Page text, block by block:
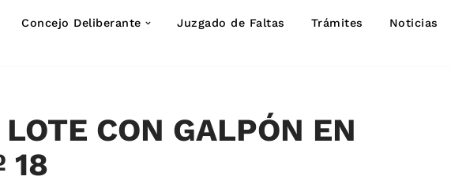
Concejo Deliberante Juzgado de Faltas Trámites Noticias
CON GALPÓN EN
18